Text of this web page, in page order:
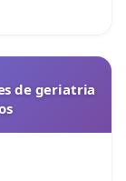
de geriatria